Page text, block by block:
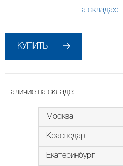
На складах:
КУПИТЬ
Наличие на складе:
Москва
Краснодар
Екатеринбург